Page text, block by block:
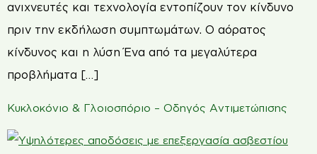
ανιχνευτές και τεχνολογία εντοπίζουν τον κίνδυνο
πριν την εκδήλωση συμπτωμάτων. Ο αόρατος
κίνδυνος και η λύση Ένα από τα μεγαλύτερα
προβλήματα […]
Κυκλοκόνιο & Γλοιοσπόριο – Οδηγός Αντιμετώπισης